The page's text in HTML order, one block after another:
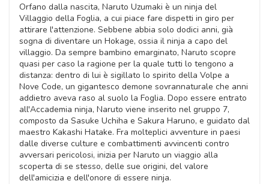
Orfano dalla nascita, Naruto Uzumaki è un ninja del
Villaggio della Foglia, a cui piace fare dispetti in giro per
attirare l'attenzione. Sebbene abbia solo dodici anni, già
sogna di diventare un Hokage, ossia il ninja a capo del
villaggio. Da sempre bambino emarginato, Naruto scopre
quasi per caso la ragione per la quale tutti lo tengono a
distanza: dentro di lui è sigillato lo spirito della Volpe a
Nove Code, un gigantesco demone sovrannaturale che anni
addietro aveva raso al suolo la Foglia. Dopo essere entrato
all'Accademia ninja, Naruto viene inserito nel gruppo 7,
composto da Sasuke Uchiha e Sakura Haruno, e guidato dal
maestro Kakashi Hatake. Fra molteplici avventure in paesi
dalle diverse culture e combattimenti avvincenti contro
avversari pericolosi, inizia per Naruto un viaggio alla
scoperta di se stesso, delle sue origini, del valore
dell'amicizia e dell'onore di essere ninja.